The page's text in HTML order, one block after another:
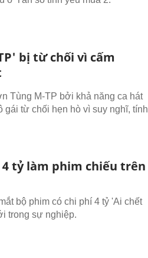
bị từ chối vì cấm
Tùng M-TP bởi khả năng ca hát
gái từ chối hẹn hò vì suy nghĩ, tính
tỷ làm phim chiếu trên
bộ phim có chi phí 4 tỷ 'Ai chết
trong sự nghiệp.